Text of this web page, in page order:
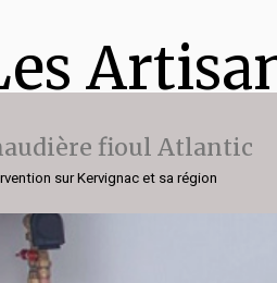
fioul Atlantic
sur Kervignac et sa région